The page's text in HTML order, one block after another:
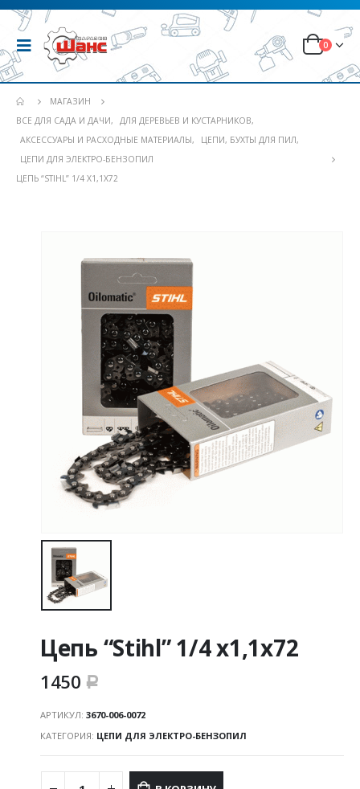
0
МАГАЗИН
ВСЕ ДЛЯ САДА И ДАЧИ, ДЛЯ ДЕРЕВЬЕВ И КУСТАРНИКОВ,
АКСЕССУАРЫ И РАСХОДНЫЕ МАТЕРИАЛЫ, ЦЕПИ, БУХТЫ ДЛЯ ПИЛ,
ЦЕПИ ДЛЯ ЭЛЕКТРО-БЕНЗОПИЛ
ЦЕПЬ “STIHL” 1/4 Х1,1Х72
Цепь “Stihl” 1/4 х1,1х72
1450 Р
АРТИКУЛ: 3670-006-0072
КАТЕГОРИЯ: ЦЕПИ ДЛЯ ЭЛЕКТРО-БЕНЗОПИЛ